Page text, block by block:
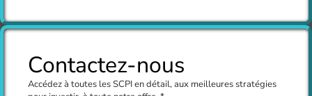
Contactez-nous
Accédez à toutes les SCPI en détail, aux meilleures stratégies